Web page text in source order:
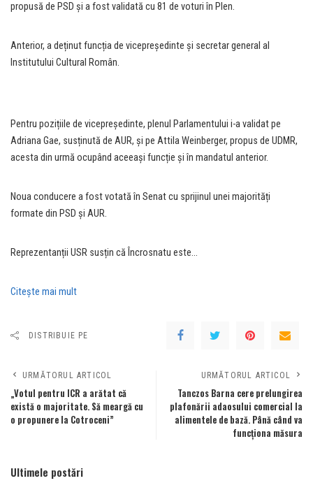
propusă de PSD și a fost validată cu 81 de voturi în Plen.
Anterior, a deținut funcția de vicepreședinte și secretar general al
Institutului Cultural Român.
Pentru pozițiile de vicepreședinte, plenul Parlamentului i-a validat pe
Adriana Gae, susținută de AUR, și pe Attila Weinberger, propus de UDMR,
acesta din urmă ocupând aceeași funcție și în mandatul anterior.
Noua conducere a fost votată în Senat cu sprijinul unei majorități
formate din PSD și AUR.
Reprezentanții USR susțin că Încrosnatu este…
Citeşte mai mult
DISTRIBUIE PE
URMĂTORUL ARTICOL
„Votul pentru ICR a arătat că
există o majoritate. Să meargă cu
o propunere la Cotroceni”
URMĂTORUL ARTICOL
Tanczos Barna cere prelungirea
plafonării adaosului comercial la
alimentele de bază. Până când va
funcționa măsura
Ultimele postări